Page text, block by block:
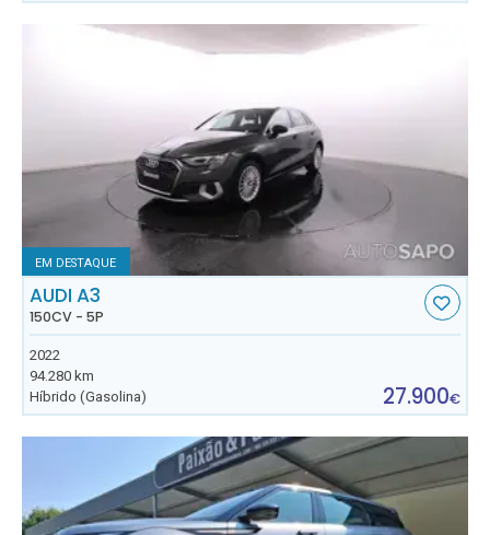
EM DESTAQUE
AUDI A3
150CV - 5P
2022
94.280 km
Híbrido (Gasolina)
27.900€